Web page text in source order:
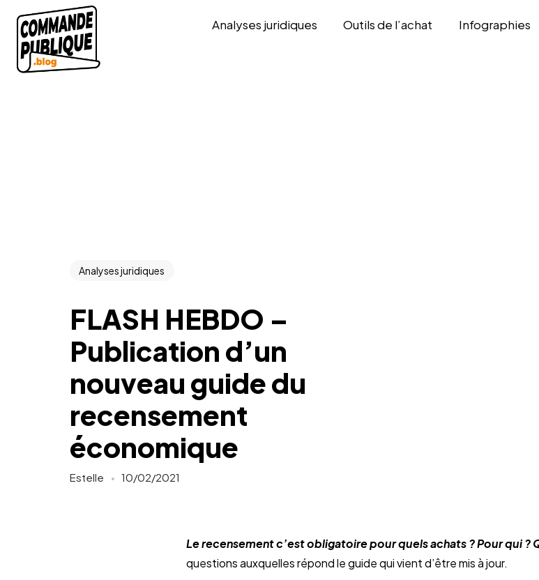
Analyses juridiques Outils de l’achat Infographies
Analyses juridiques
FLASH HEBDO –
Publication d’un
nouveau guide du
recensement
économique
Estelle 10/02/2021
Le recensement c’est obligatoire pour quels achats ? Pour qui ?
questions auxquelles répond le guide qui vient d’être mis à jour.